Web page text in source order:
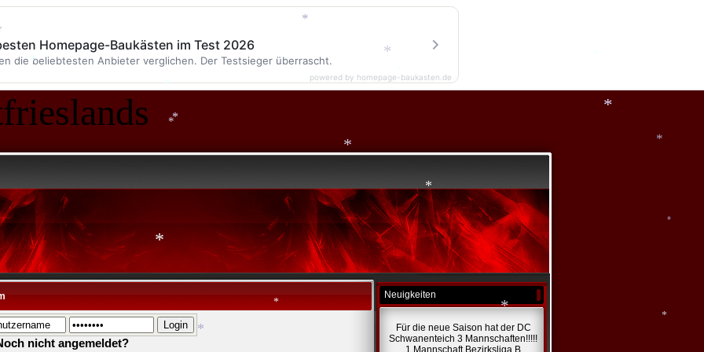
nicht angemeldet?
Neuigkeiten
Für die neue Saison hat der DC
Schwanenteich 3 Mannschaften!!!!!
1 Mannschaft Bezirksliga B
Homepage-Baukästen im Test 2026
die beliebtesten Anbieter verglichen. Der Testsieger überrascht.
powered by homepage-baukasten.de
*
*
*
*
*
*
*
*
*